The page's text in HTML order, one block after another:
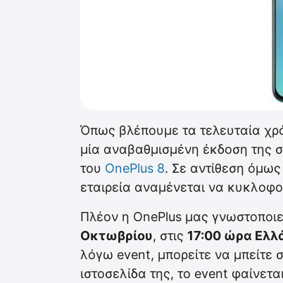
Όπως βλέπουμε τα τελευταία
μία αναβαθμισμένη έκδοση της
του OnePlus 8. Σε αντίθεση
εταιρεία αναμένεται να
Πλέον η OnePlus μας
Οκτωβρίου, στις 17:00 ώρα
λόγω event, μπορείτε να μπείτε
ιστοσελίδα της, το event